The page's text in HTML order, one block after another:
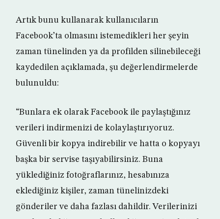
Artık bunu kullanarak kullanıcıların
Facebook’ta olmasını istemedikleri her şeyin
zaman tünelinden ya da profilden silinebileceği
kaydedilen açıklamada, şu değerlendirmelerde
bulunuldu:
“Bunlara ek olarak Facebook ile paylaştığınız
verileri indirmenizi de kolaylaştırıyoruz.
Güvenli bir kopya indirebilir ve hatta o kopyayı
başka bir servise taşıyabilirsiniz. Buna
yüklediğiniz fotoğraflarınız, hesabınıza
eklediğiniz kişiler, zaman tünelinizdeki
gönderiler ve daha fazlası dahildir. Verilerinizi